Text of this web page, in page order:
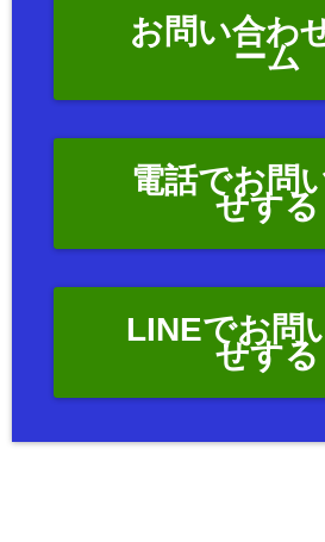
お問い合わ
ーム
電話でお問
せする
LINEでお問
せする